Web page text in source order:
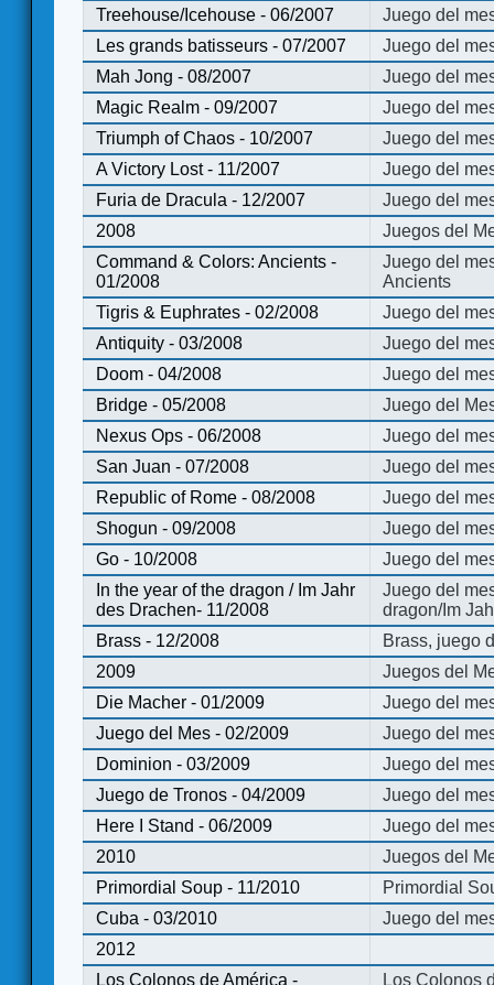
Treehouse/Icehouse - 06/2007
Juego del
Les grands batisseurs - 07/2007
Juego del
Mah Jong - 08/2007
Juego del
Magic Realm - 09/2007
Juego del
Triumph of Chaos - 10/2007
Juego del
A Victory Lost - 11/2007
Juego del
Furia de Dracula - 12/2007
Juego del
2008
Juegos del
Command & Colors: Ancients -
01/2008
Juego del
Ancients
Tigris & Euphrates - 02/2008
Juego del
Antiquity - 03/2008
Juego del
Doom - 04/2008
Juego del
Bridge - 05/2008
Juego del
Nexus Ops - 06/2008
Juego del
San Juan - 07/2008
Juego del
Republic of Rome - 08/2008
Juego del
Shogun - 09/2008
Juego del
Go - 10/2008
Juego del
In the year of the dragon / Im Jahr
des Drachen- 11/2008
Juego del
dragon/Im
Brass - 12/2008
Brass, juego
2009
Juegos del
Die Macher - 01/2009
Juego del
Juego del Mes - 02/2009
Juego del
Dominion - 03/2009
Juego del
Juego de Tronos - 04/2009
Juego del
Here I Stand - 06/2009
Juego del
2010
Juegos del
Primordial Soup - 11/2010
Primordial
Cuba - 03/2010
Juego del
2012
Los Colonos de América -
Los Colonos